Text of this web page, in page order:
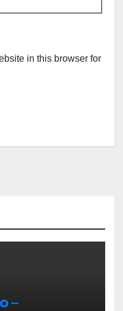
in this browser for
–